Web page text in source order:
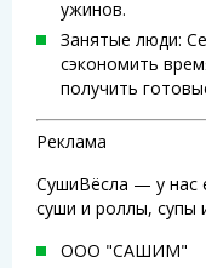
ужинов.
Занятые люди:
сэкономить
получить
Реклама
СушиВёсла — у нас
суши и роллы, супы
ООО "САШИМ"